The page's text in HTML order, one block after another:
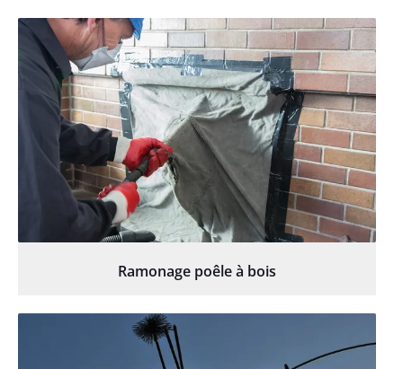
Ramonage poêle à bois